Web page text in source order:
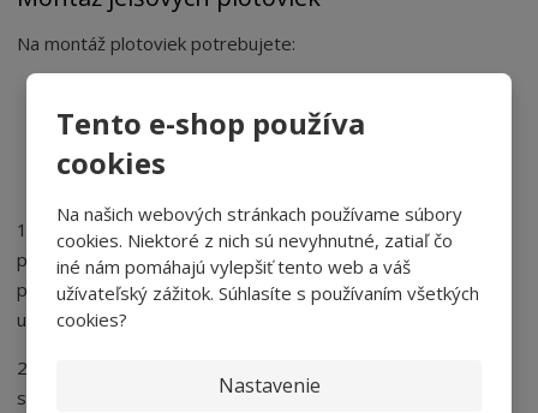
Tento e-shop používa
cookies
Na našich webových stránkach používame súbory
cookies. Niektoré z nich sú nevyhnutné, zatiaľ čo
iné nám pomáhajú vylepšiť tento web a váš
užívateľský zážitok. Súhlasíte s používaním všetkých
cookies?
Nastavenie
Na montáž plotoviek potrebujete:
vodováhu,
špagát,
skrutky.
1. Plotovky umiestňujemecca 5 cm nad terén. Najskôr je
potrebnépriskrutkovať koncové plotovky. Potom k nim
prirobte povrázok, ktorý slúži na správne výškové
umiestnenie.
2. Nasleduje už štandardné skrutkovanie plotoviek pomocou
skrutiek bez predvŕtania. Medzery medzi plotovkami si